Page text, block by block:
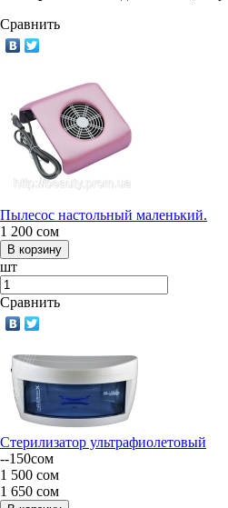
Сравнить
Пылесос настольный маленький.
1 200 сом
шт
Сравнить
Стерилизатор ультрафиолетовый
--150сом
1 500 сом
1 650 сом